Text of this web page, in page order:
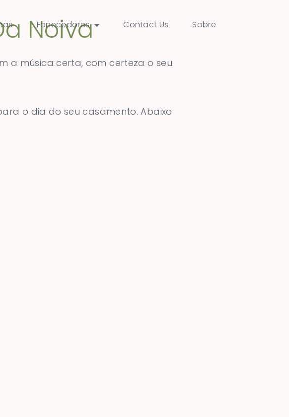
Fonecedores Contact Us Sobre
Noiva
a música certa, com certeza o seu
o dia do seu casamento. Abaixo